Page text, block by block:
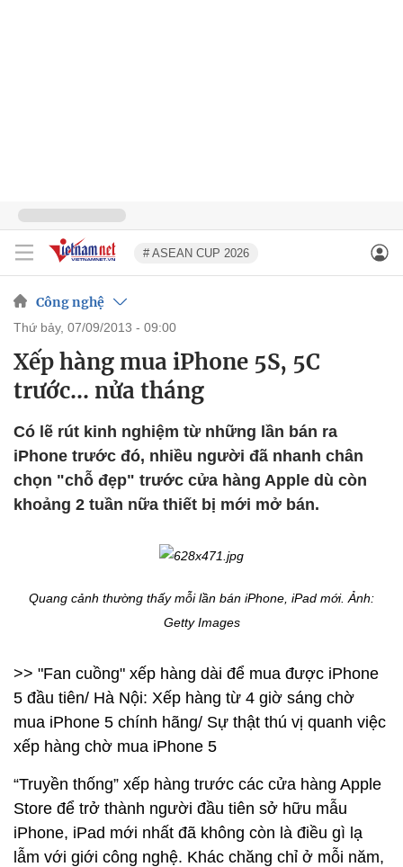
# ASEAN CUP 2026
Công nghệ
thứ bảy, 07/09/2013 - 09:00
Xếp hàng mua iPhone 5S, 5C
trước… nửa tháng
Có lẽ rút kinh nghiệm từ những lần bán ra
iPhone trước đó, nhiều người đã nhanh chân
chọn "chỗ đẹp" trước cửa hàng Apple dù còn
khoảng 2 tuần nữa thiết bị mới mở bán.
Quang cảnh thường thấy mỗi lần bán iPhone, iPad mới. Ảnh:
Getty Images
>> "Fan cuồng" xếp hàng dài để mua được iPhone
5 đầu tiên/ Hà Nội: Xếp hàng từ 4 giờ sáng chờ
mua iPhone 5 chính hãng/ Sự thật thú vị quanh việc
xếp hàng chờ mua iPhone 5
“Truyền thống” xếp hàng trước các cửa hàng Apple
Store để trở thành người đầu tiên sở hữu mẫu
iPhone, iPad mới nhất đã không còn là điều gì lạ
lẫm với giới công nghệ. Khác chăng chỉ ở mỗi năm,